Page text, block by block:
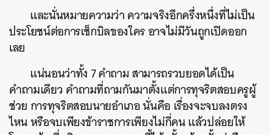
และนั่นหมายความว่า ความจริงอีกครึ่งหนึ่งที่ไม่เป็น
ประโยชน์ต่อการเช็กบิลของใคร อาจไม่มีวันถูกเปิดออก
เลย
แน่นอนว่าทั้ง 7 คำถาม สามารถรวบยอดได้เป็น
คำถามเดียว คำถามที่ถามกันมาตั้งแต่การทุจริตสอบครูผู้
ช่วย การทุจริตสอบนายอำเภอ นั่นคือ เรื่องจะจบลงตรง
ไหน หรือจบเพียงข้าราชการเพียงไม่กี่คน แล้วปล่อยให้